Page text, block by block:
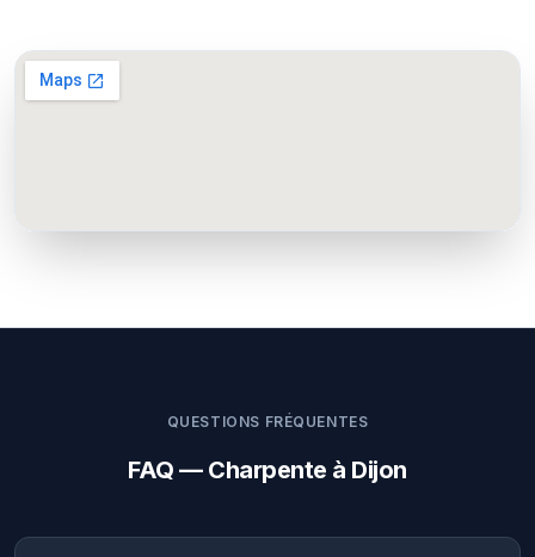
QUESTIONS FRÉQUENTES
FAQ — Charpente à Dijon